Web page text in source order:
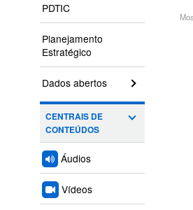
PDTIC
Planejamento
Estratégico
Dados abertos
CENTRAIS DE
CONTEÚDOS
Áudios
Vídeos